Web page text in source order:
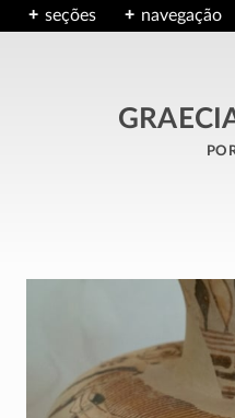
seções navegação